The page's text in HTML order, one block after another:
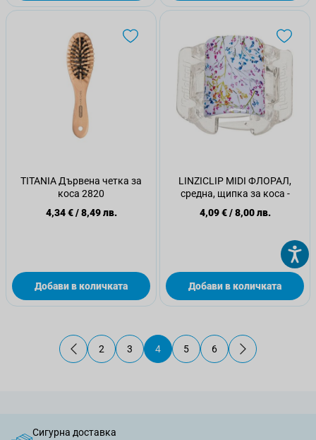
TITANIA Дървена четка за
коса 2820
4,34 €/8,49 лв.
Добави в количката
LINZICLIP MIDI ФЛОРАЛ,
средна, щипка за коса -
4,09 €/8,00 лв.
Добави в количката
Страница
2
Страница
3
В момента четете страница
4
Страница
5
Страница
6
Сигурна доставка